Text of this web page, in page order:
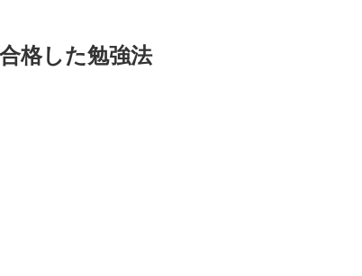
格した勉強法